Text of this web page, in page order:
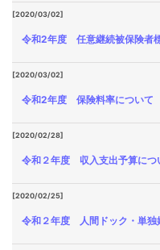
[2020/03/02]
令和2年度 任意継続被保険者
[2020/03/02]
令和2年度 保険料率について
[2020/02/28]
令和２年度 収入支出予算につ
[2020/02/25]
令和２年度 人間ドック・単独